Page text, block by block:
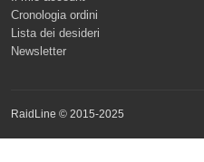
Cronologia ordini
Lista dei desideri
Newsletter
RaidLine © 2015-2025